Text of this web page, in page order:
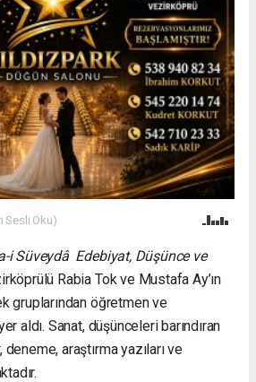
Sesli Oku)
i Süveydâ Edebiyat, Düşünce ve
Rabia Tok ve Mustafa Ay’ın
gruplarından öğretmen ve
aldı. Sanat, düşünceleri barındıran
araştırma yazıları ve